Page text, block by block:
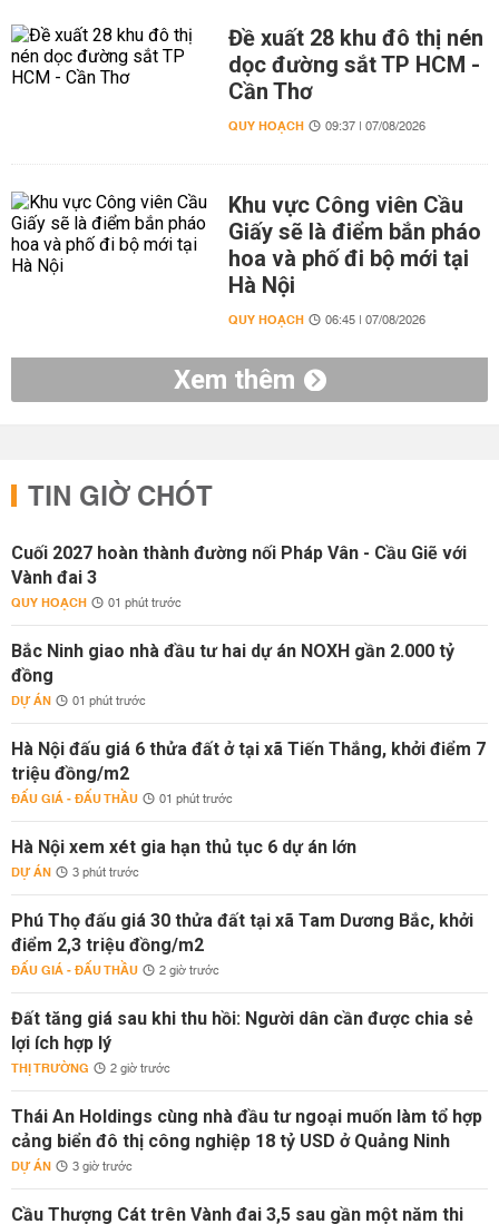
Đề xuất 28 khu đô thị nén
dọc đường sắt TP HCM -
Cần Thơ
QUY HOẠCH 09:37 | 07/08/2026
Khu vực Công viên Cầu
Giấy sẽ là điểm bắn pháo
hoa và phố đi bộ mới tại
Hà Nội
QUY HOẠCH 06:45 | 07/08/2026
Xem thêm
TIN GIỜ CHÓT
Cuối 2027 hoàn thành đường nối Pháp Vân - Cầu Giẽ với
Vành đai 3
QUY HOẠCH 01 phút trước
Bắc Ninh giao nhà đầu tư hai dự án NOXH gần 2.000 tỷ
đồng
DỰ ÁN 01 phút trước
Hà Nội đấu giá 6 thửa đất ở tại xã Tiến Thắng, khởi điểm 7
triệu đồng/m2
ĐẤU GIÁ - ĐẤU THẦU 01 phút trước
Hà Nội xem xét gia hạn thủ tục 6 dự án lớn
DỰ ÁN 3 phút trước
Phú Thọ đấu giá 30 thửa đất tại xã Tam Dương Bắc, khởi
điểm 2,3 triệu đồng/m2
ĐẤU GIÁ - ĐẤU THẦU 2 giờ trước
Đất tăng giá sau khi thu hồi: Người dân cần được chia sẻ
lợi ích hợp lý
THỊ TRƯỜNG 2 giờ trước
Thái An Holdings cùng nhà đầu tư ngoại muốn làm tổ hợp
cảng biển đô thị công nghiệp 18 tỷ USD ở Quảng Ninh
DỰ ÁN 3 giờ trước
Cầu Thượng Cát trên Vành đai 3,5 sau gần một năm thi